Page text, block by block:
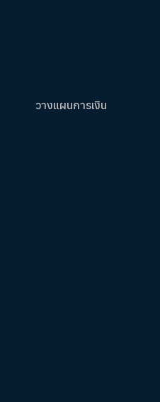
วางแผนการเงิน